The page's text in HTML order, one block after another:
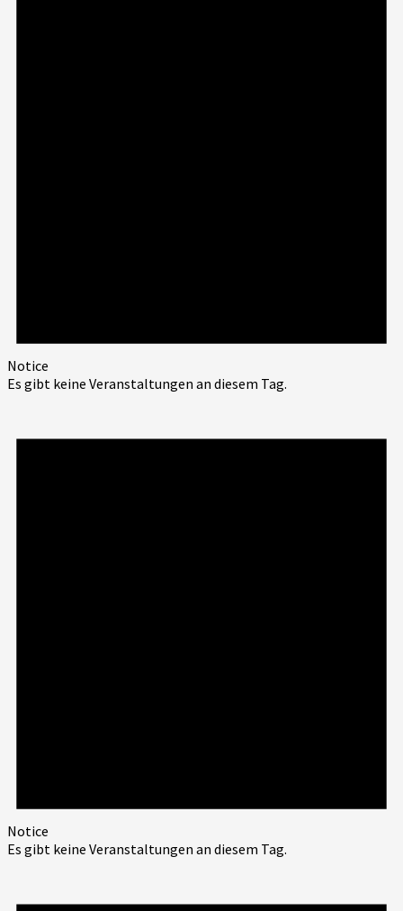
Notice
Es gibt keine Veranstaltungen an diesem Tag.
Notice
Es gibt keine Veranstaltungen an diesem Tag.